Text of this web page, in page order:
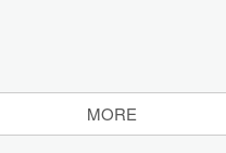
MORE